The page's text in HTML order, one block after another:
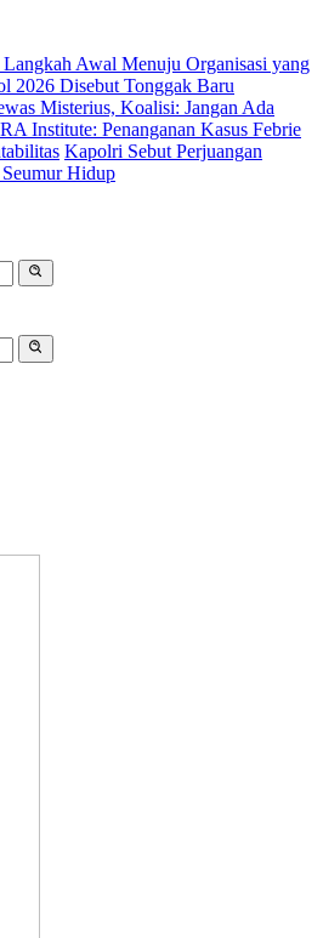
Awal Menuju Organisasi yang
2026 Disebut Tonggak Baru
Misterius, Koalisi: Jangan Ada
Institute: Penanganan Kasus Febrie
Kapolri Sebut Perjuangan
Hidup